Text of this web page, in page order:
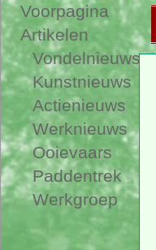
Voorpagina
Artikelen
Vondelnieuws
Kunstnieuws
Actienieuws
Werknieuws
Ooievaars
Paddentrek
Werkgroep